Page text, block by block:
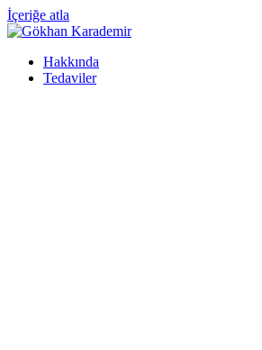
İçeriğe atla
Hakkında
Tedaviler